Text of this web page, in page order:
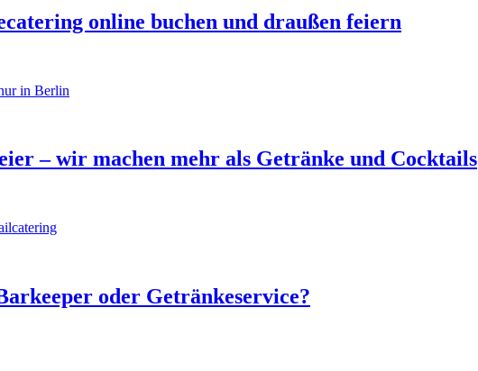
online buchen und draußen feiern
– wir machen mehr als Getränke und Cocktails
oder Getränkeservice?